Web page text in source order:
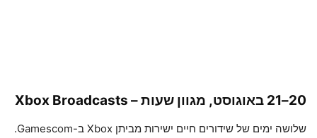
20–21 באוגוסט, מגוון שעות – Xbox Broadcasts
שלושה ימים של שידורים חיים ישירות מביתן Xbox ב-Gamescom.